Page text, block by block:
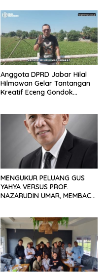
Anggota DPRD Jabar Hilal
Hilmawan Gelar Tantangan
Kreatif Eceng Gondok
MENGUKUR PELUANG GUS
YAHYA VERSUS PROF.
NAZARUDIN UMAR, MEMBACA